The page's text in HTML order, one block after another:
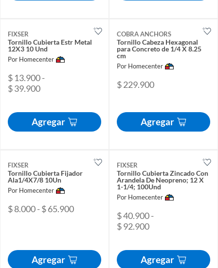
FIXSER
Tornillo Cubierta Estr Metal
12X3 10 Und
Por Homecenter
$ 13.900 -
$ 39.900
Agregar
COBRA ANCHORS
Tornillo Cabeza Hexagonal
para Concreto de 1/4 X 8.25
cm
Por Homecenter
$ 229.900
Agregar
FIXSER
Tornillo Cubierta Fijador
Ala1/4X7/8 10Un
Por Homecenter
$ 8.000 - $ 65.900
Agregar
FIXSER
Tornillo Cubierta Zincado Con
Arandela De Neopreno; 12 X
1-1/4; 100Und
Por Homecenter
$ 40.900 -
$ 92.900
Agregar